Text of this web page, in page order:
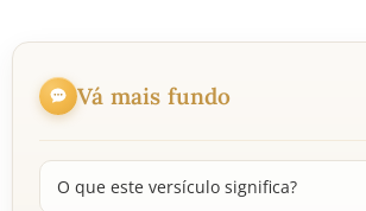
Vá mais fundo
O que este versículo significa?